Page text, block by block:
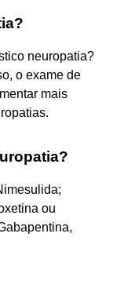
neuropatia?
o exame de
mais
ou